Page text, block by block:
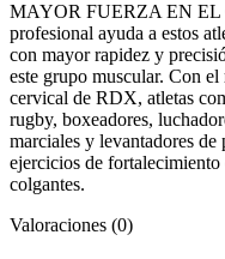
MAYOR FUERZA EN EL
profesional ayuda a estos
con mayor rapidez y
este grupo muscular. Con
cervical de RDX, atletas
rugby, boxeadores,
marciales y levantadores de
ejercicios de
colgantes.
Valoraciones (0)